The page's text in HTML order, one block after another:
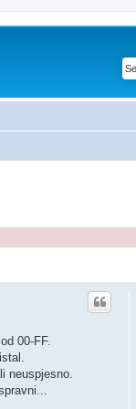
00-FF.
neuspjesno.